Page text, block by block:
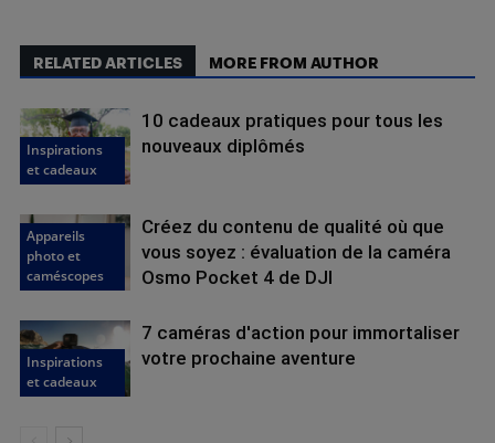
RELATED ARTICLES MORE FROM AUTHOR
Inspirations
et cadeaux
10 cadeaux pratiques pour tous les
nouveaux diplômés
Appareils
photo et
caméscopes
Créez du contenu de qualité où que
vous soyez : évaluation de la caméra
Osmo Pocket 4 de DJI
Inspirations
et cadeaux
7 caméras d'action pour immortaliser
votre prochaine aventure